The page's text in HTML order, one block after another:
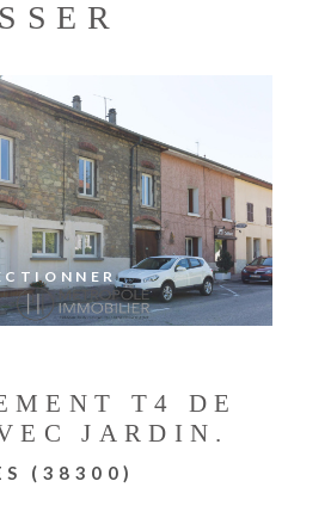
T4 DE
JARDIN.
(38300)
LE BIEN